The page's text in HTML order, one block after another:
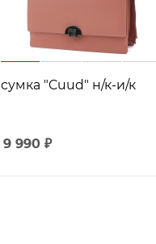
сумка "Cuud" н/к-и/к
9 990 ₽